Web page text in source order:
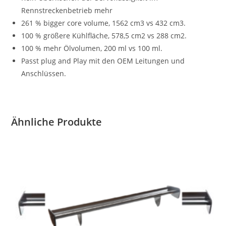
Rennstreckenbetrieb mehr
261 % bigger core volume, 1562 cm3 vs 432 cm3.
100 % größere Kühlfläche, 578,5 cm2 vs 288 cm2.
100 % mehr Ölvolumen, 200 ml vs 100 ml.
Passt plug and Play mit den OEM Leitungen und
Anschlüssen.
Ähnliche Produkte